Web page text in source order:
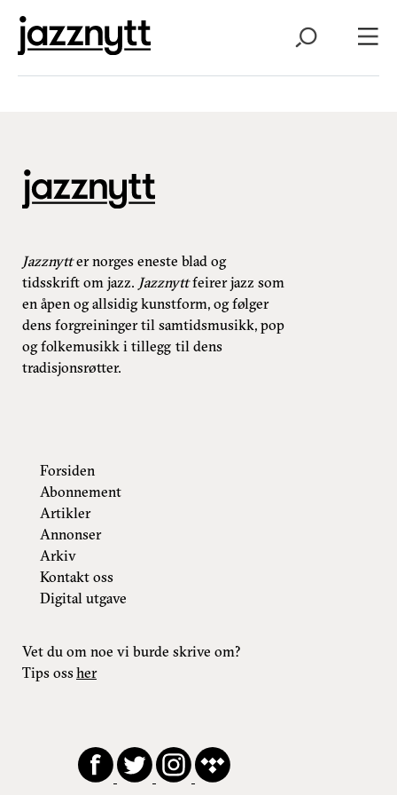
Jazznytter norges eneste blad og
tidsskrift om jazz. Jazznyttfeirer jazz som
en åpen og allsidig kunstform, og følger
dens forgreininger til samtidsmusikk, pop
og folkemusikk i tillegg til dens
tradisjonsrøtter.
Forsiden
Abonnement
Artikler
Annonser
Arkiv
Kontakt oss
Digital utgave
Vet du om noe vi burde skrive om?
Tips ossher